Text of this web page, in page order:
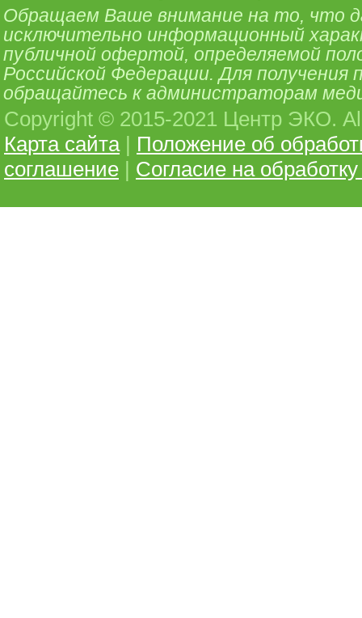
Обращаем Ваше внимание на то, что
исключительно информационный
публичной офертой, определяемой
Российской Федерации. Для
обращайтесь к администраторам
Copyright © 2015-2021 Центр ЭКО.
Карта сайта| Положение об
соглашение | Согласие на